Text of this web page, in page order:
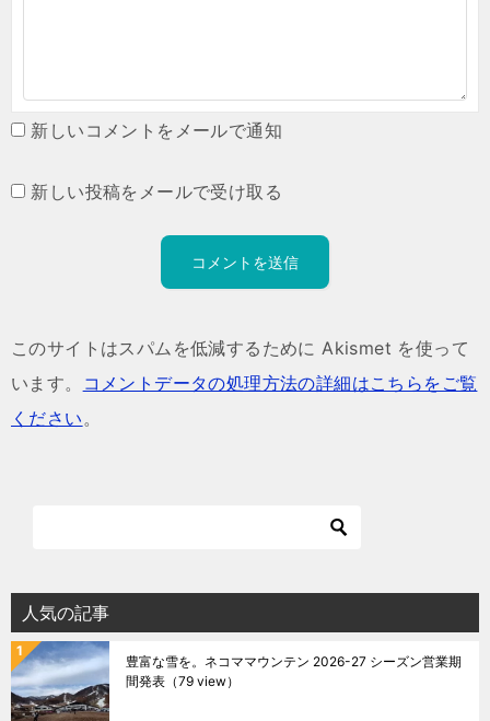
新しいコメントをメールで通知
新しい投稿をメールで受け取る
このサイトはスパムを低減するために Akismet を使って
います。
コメントデータの処理方法の詳細はこちらをご覧
ください。
人気の記事
豊富な雪を。ネコママウンテン 2026-27 シーズン営業期
間発表 （79 view）